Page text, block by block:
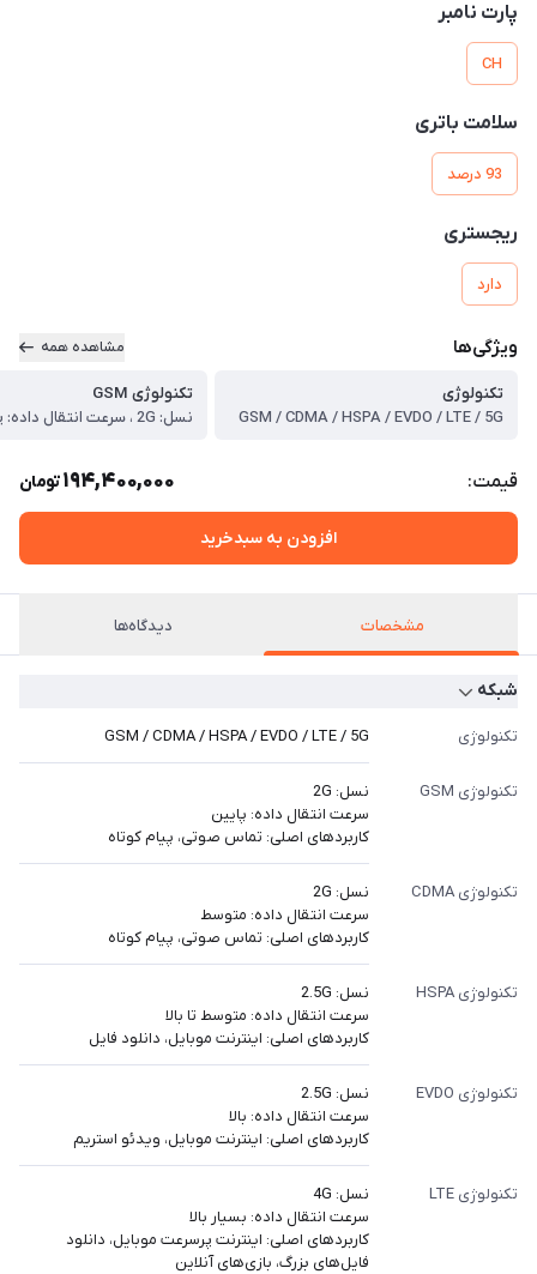
پارت نامبر
CH
سلامت باتری
93 درصد
ریجستری
دارد
ویژگی‌ها مشاهده همه
تکنولوژی
GSM / CDMA / HSPA / EVDO / LTE / 5G
تکنولوژی GSM
قیمت: 194,400,000تومان
افزودن به سبدخرید
مشخصات دیدگاه‌ها
شبکه
تکنولوژی GSM / CDMA / HSPA / EVDO / LTE / 5G
تکنولوژی GSM
نسل: 2G
سرعت انتقال داده: پایین
کاربردهای اصلی: تماس صوتی، پیام کوتاه
تکنولوژی CDMA
نسل: 2G
سرعت انتقال داده: متوسط
کاربردهای اصلی: تماس صوتی، پیام کوتاه
تکنولوژی HSPA
نسل: 2.5G
سرعت انتقال داده: متوسط تا بالا
کاربردهای اصلی: اینترنت موبایل، دانلود فایل
تکنولوژی EVDO
نسل: 2.5G
سرعت انتقال داده: بالا
کاربردهای اصلی: اینترنت موبایل، ویدئو استریم
تکنولوژی LTE
نسل: 4G
سرعت انتقال داده: بسیار بالا
کاربردهای اصلی: اینترنت پرسرعت موبایل، دانلود
فایل‌های بزرگ، بازی‌های آنلاین